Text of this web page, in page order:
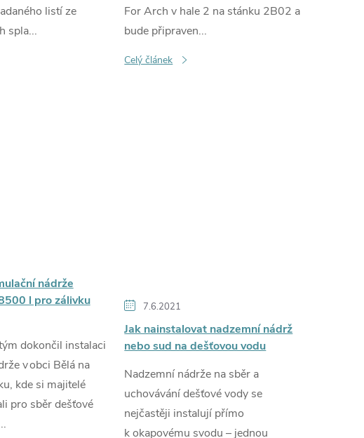
listí ze
spla...
For Arch v hale 2 na stánku 2B02 a
bude připraven...
Celý článek
nádrže
l pro zálivku
dokončil instalaci
v obci Bělá na
kde si majitelé
pro sběr dešťové
7.6.2021
Jak nainstalovat nadzemní nádrž
nebo sud na dešťovou vodu
Nadzemní nádrže na sběr a
uchovávání dešťové vody se
nejčastěji instalují přímo
k okapovému svodu – jednou